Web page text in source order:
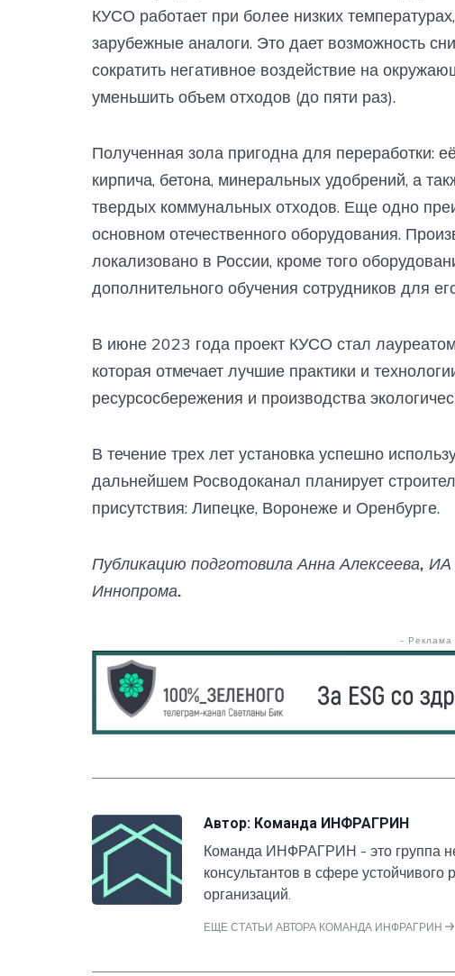
КУСО работает при более низких
зарубежные аналоги. Это дает возможность
сократить негативное воздействие на
уменьшить объем отходов (до пяти раз).
Полученная зола пригодна для переработки:
кирпича, бетона, минеральных удобрений, а
твердых коммунальных отходов. Еще одно
основном отечественного оборудования.
локализовано в России, кроме того
дополнительного обучения сотрудников для
В июне 2023 года проект КУСО стал
которая отмечает лучшие практики и
ресурсосбережения и производства
В течение трех лет установка успешно
дальнейшем Росводоканал планирует
присутствия: Липецке, Воронеже и Оренбурге.
Публикацию подготовила Анна Алексеева,
Иннопрома.
- Реклама
Автор: Команда ИНФРАГРИН
Команда ИНФРАГРИН - это группа
консультантов в сфере
организаций.
ЕЩЕ СТАТЬИ АВТОРА КОМАНДА ИНФРАГРИН